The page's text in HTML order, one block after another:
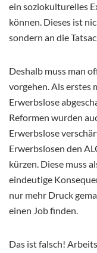
ein soziokulturelles
können. Dieses ist
sondern an die
Deshalb muss man
vorgehen. Als erstes
Erwerbslose
Reformen wurden
Erwerbslose
Erwerbslosen den
kürzen. Diese muss
eindeutige
nur mehr Druck
einen Job finden.
Das ist falsch!